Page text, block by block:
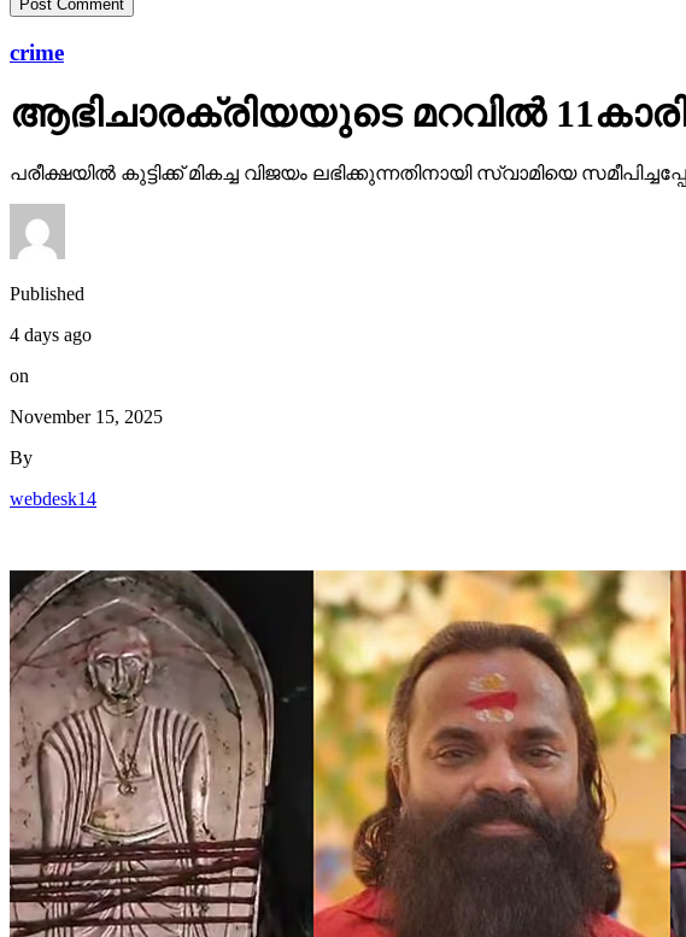
crime
ആഭിചാരക്രിയയുടെ മറവിൽ
പരീക്ഷയിൽ കുട്ടിക്ക് മികച്ച വിജയം ലഭിക്കുന്നതിനായി സ്വാമിയെ
Published
4 days ago
on
November 15, 2025
By
webdesk14